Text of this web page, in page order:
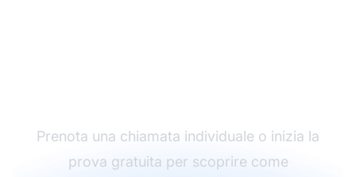
Prenota una chiamata individuale o inizia la
prova gratuita per scoprire come